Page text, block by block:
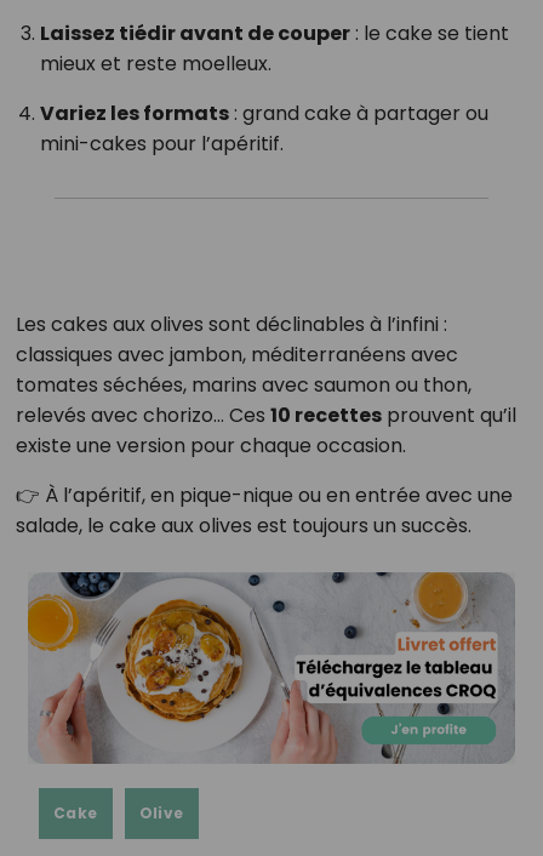
Laissez tiédir avant de couper: le cake se tient
mieux et reste moelleux.
Variez les formats: grand cake à partager ou
mini-cakes pour l’apéritif.
Les cakes aux olives sont déclinables à l’infini :
classiques avec jambon, méditerranéens avec
tomates séchées, marins avec saumon ou thon,
relevés avec chorizo… Ces 10 recettesprouvent qu’il
existe une version pour chaque occasion.
👉 À l’apéritif, en pique-nique ou en entrée avec une
salade, le cake aux olives est toujours un succès.
Cake Olive